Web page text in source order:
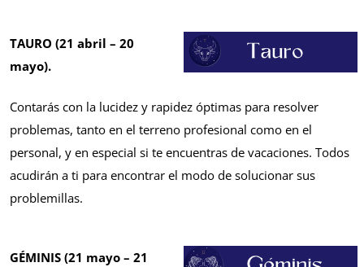
TAURO (21 abril – 20
mayo).
Contarás con la lucidez y rapidez óptimas para resolver
problemas, tanto en el terreno profesional como en el
personal, y en especial si te encuentras de vacaciones. Todos
acudirán a ti para encontrar el modo de solucionar sus
problemillas.
GÉMINIS (21 mayo – 21